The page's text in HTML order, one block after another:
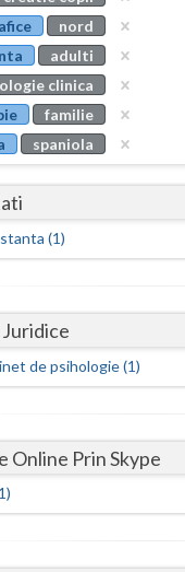
Buzau
Calarasi
Caras-Severin
Cluj
Constanta
Galati
Gorj
nord
adulti
clinica
familie
spaniola
(1)
de psihologie (1)
Online Prin Skype